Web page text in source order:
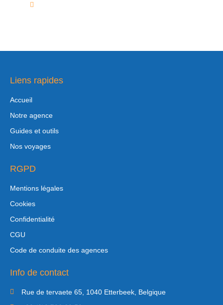
Liens rapides
Accueil
Notre agence
Guides et outils
Nos voyages
RGPD
Mentions légales
Cookies
Confidentialité
CGU
Code de conduite des agences
Info de contact
Rue de tervaete 65, 1040 Etterbeek, Belgique